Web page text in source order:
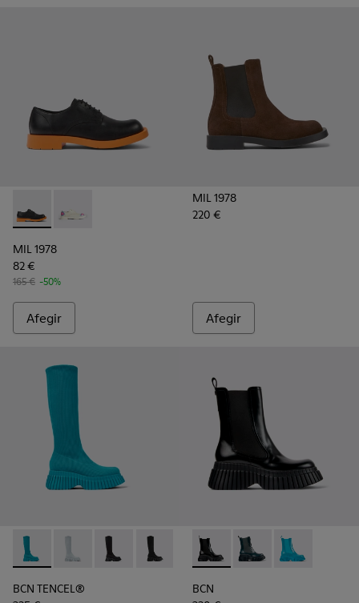
MIL 1978 - K201263-010 - Sabata de dona de pell de color
MIL 1978 - K201263-013
MIL 1978
82 €
165 € -50%
Afegir
MIL 1978
220 €
Afegir
BCN TENCEL® - K400689-004 - Botina de dona de teixit
BCN TENCEL® - K400689-005
BCN TENCEL® - K400689-003
BCN TENCEL® - K400689-001
BCN TENCEL®
BCN - K400726-001 - Bota
BCN - K400726-005
BCN -
BCN